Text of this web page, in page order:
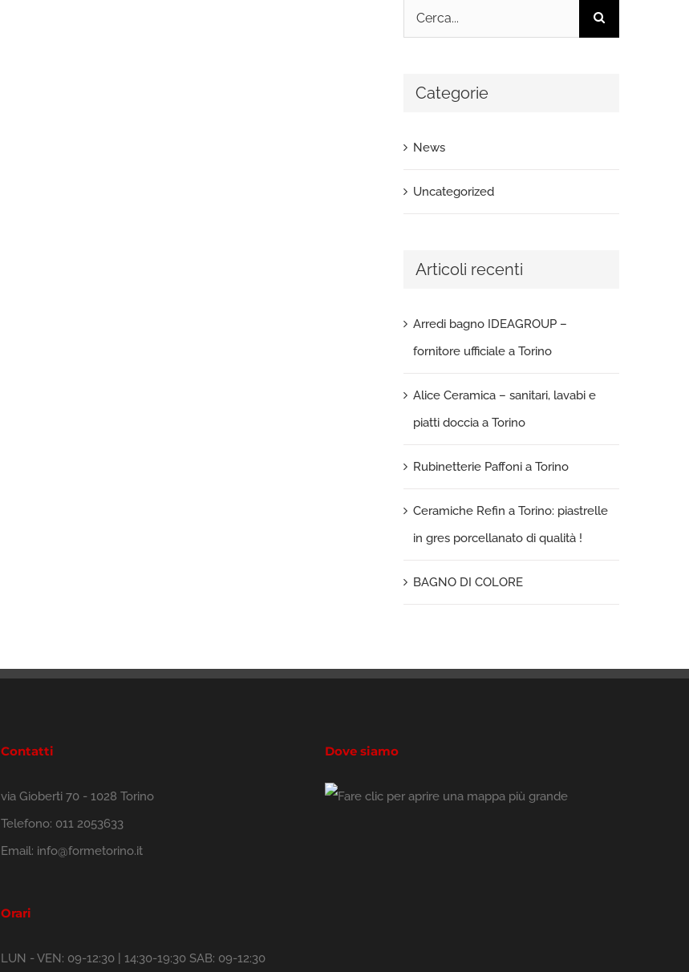
Cerca
per:
Categorie
News
Uncategorized
Articoli recenti
Arredi bagno IDEAGROUP –
fornitore ufficiale a Torino
Alice Ceramica – sanitari, lavabi e
piatti doccia a Torino
Rubinetterie Paffoni a Torino
Ceramiche Refin a Torino: piastrelle
in gres porcellanato di qualità !
BAGNO DI COLORE
Contatti
via Gioberti 70 - 1028 Torino
Telefono: 011 2053633
Email: info@formetorino.it
Orari
LUN - VEN: 09-12:30 | 14:30-19:30 SAB: 09-12:30
Dove siamo